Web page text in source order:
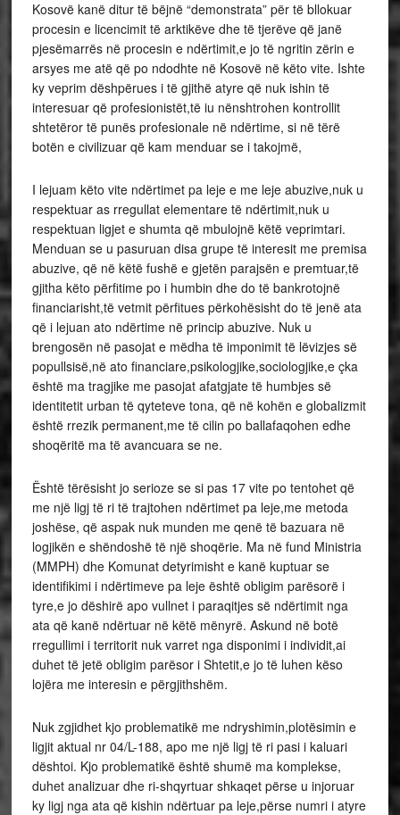
Kosovë kanë ditur të bëjnë “demonstrata” për të bllokuar
procesin e licencimit të arktikëve dhe të tjerëve që janë
pjesëmarrës në procesin e ndërtimit,e jo të ngritin zërin e
arsyes me atë që po ndodhte në Kosovë në këto vite. Ishte
ky veprim dëshpërues i të gjithë atyre që nuk ishin të
interesuar që profesionistët,të iu nënshtrohen kontrollit
shtetëror të punës profesionale në ndërtime, si në tërë
botën e civilizuar që kam menduar se i takojmë,
I lejuam këto vite ndërtimet pa leje e me leje abuzive,nuk u
respektuar as rregullat elementare të ndërtimit,nuk u
respektuan ligjet e shumta që mbulojnë këtë veprimtari.
Menduan se u pasuruan disa grupe të interesit me premisa
abuzive, që në këtë fushë e gjetën parajsën e premtuar,të
gjitha këto përfitime po i humbin dhe do të bankrotojnë
financiarisht,të vetmit përfitues përkohësisht do të jenë ata
që i lejuan ato ndërtime në princip abuzive. Nuk u
brengosën në pasojat e mëdha të imponimit të lëvizjes së
popullsisë,në ato financiare,psikologjike,sociologjike,e çka
është ma tragjike me pasojat afatgjate të humbjes së
identitetit urban të qyteteve tona, që në kohën e globalizmit
është rrezik permanent,me të cilin po ballafaqohen edhe
shoqëritë ma të avancuara se ne.
Është tërësisht jo serioze se si pas 17 vite po tentohet që
me një ligj të ri të trajtohen ndërtimet pa leje,me metoda
joshëse, që aspak nuk munden me qenë të bazuara në
logjikën e shëndoshë të një shoqërie. Ma në fund Ministria
(MMPH) dhe Komunat detyrimisht e kanë kuptuar se
identifikimi i ndërtimeve pa leje është obligim parësorë i
tyre,e jo dëshirë apo vullnet i paraqitjes së ndërtimit nga
ata që kanë ndërtuar në këtë mënyrë. Askund në botë
rregullimi i territorit nuk varret nga disponimi i individit,ai
duhet të jetë obligim parësor i Shtetit,e jo të luhen këso
lojëra me interesin e përgjithshëm.
Nuk zgjidhet kjo problematikë me ndryshimin,plotësimin e
ligjit aktual nr 04/L-188, apo me një ligj të ri pasi i kaluari
dështoi. Kjo problematikë është shumë ma komplekse,
duhet analizuar dhe ri-shqyrtuar shkaqet përse u injoruar
ky ligj nga ata që kishin ndërtuar pa leje,përse numri i atyre